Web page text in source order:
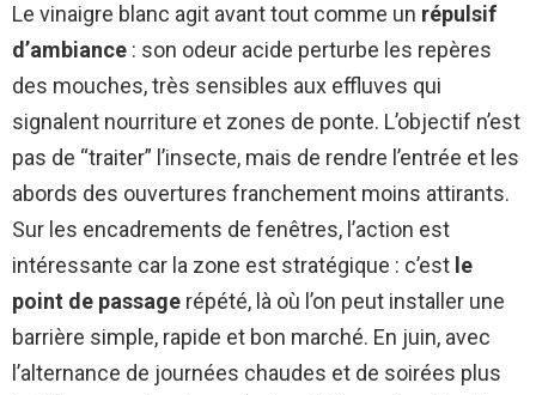
Le vinaigre blanc agit avant tout comme un répulsif
d’ambiance : son odeur acide perturbe les repères
des mouches, très sensibles aux effluves qui
signalent nourriture et zones de ponte. L’objectif n’est
pas de “traiter” l’insecte, mais de rendre l’entrée et les
abords des ouvertures franchement moins attirants.
Sur les encadrements de fenêtres, l’action est
intéressante car la zone est stratégique : c’est le
point de passage répété, là où l’on peut installer une
barrière simple, rapide et bon marché. En juin, avec
l’alternance de journées chaudes et de soirées plus